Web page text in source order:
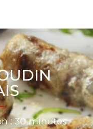
: 30 minutes